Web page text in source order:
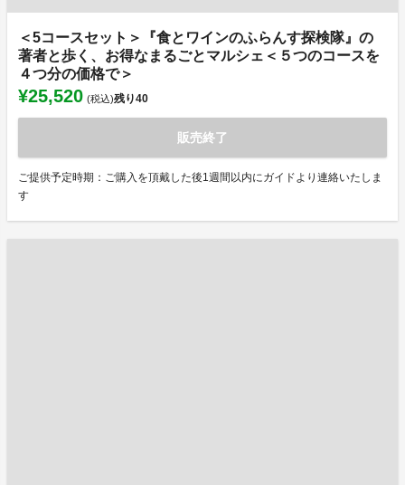
＜5コースセット＞『食とワインのふらんす探検隊』の
著者と歩く、お得なまるごとマルシェ＜５つのコースを
４つ分の価格で＞
¥25,520 (税込)残り40
販売終了
ご提供予定時期：ご購入を頂戴した後1週間以内にガイドより連絡いたしま
す